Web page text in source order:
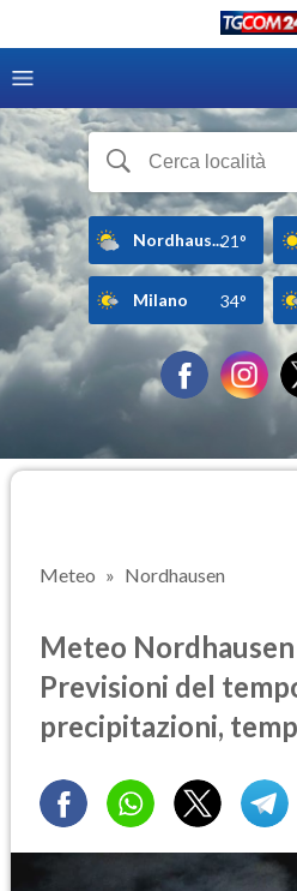
Nordhaus...21°
Milano 34°
Meteo Nordhausen
Meteo
Previsioni del
precipitazioni,